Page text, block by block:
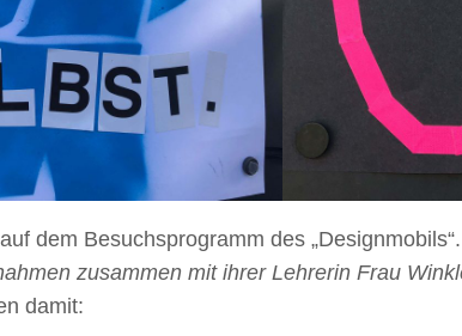
dem Besuchsprogramm des
zusammen mit ihrer Lehrerin Frau
damit: